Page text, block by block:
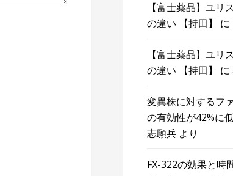
【富士薬品】ユリ
の違い 【持田】
に
【富士薬品】ユリ
の違い 【持田】
に
変異株に対するフ
の有効性が42%に
志願兵 より
FX-322の効果と時